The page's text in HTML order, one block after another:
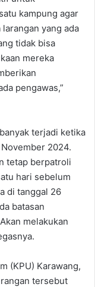
kampung agar
yang ada
tidak bisa
mereka
pengawas,”
terjadi ketika
2024.
tetap berpatroli
hari sebelum
di tanggal 26
batasan
melakukan
(KPU) Karawang,
tersebut